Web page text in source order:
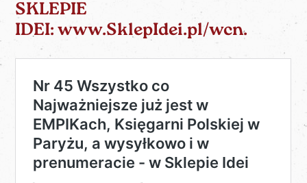
SKLEPIE
IDEI:www.SklepIdei.pl/wcn.